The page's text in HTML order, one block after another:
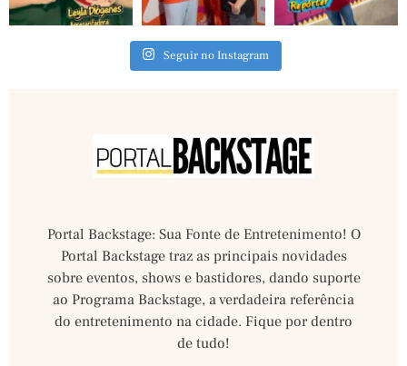
Seguir no Instagram
Portal Backstage: Sua Fonte de Entretenimento! O
Portal Backstage traz as principais novidades
sobre eventos, shows e bastidores, dando suporte
ao Programa Backstage, a verdadeira referência
do entretenimento na cidade. Fique por dentro
de tudo!